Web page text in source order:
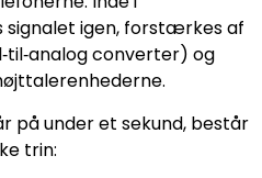
signalet igen, forstærkes af
converter) og
på under et sekund, består
trin: